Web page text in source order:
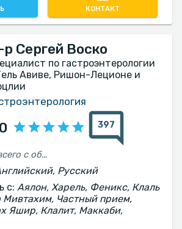
КОНТАКТ
Сергей Воско
по гастроэнтерологии
Авиве, Ришон-Леционе и
397
Начнем прежде всего с обслуживания клиентов — всегда доступна для любого вопроса, четкая и организованная, делает больше, чем требуется. Доктор Васко профессионален и компетентен, и объяснил мне процедуру очень понятно. Дженни, диетолог, действительно помогает, она профессиональна и внимательна. Горячо рекомендую всем, кто планирует пройти этот процесс, сделать это с доктором Васко и его замечательной командой ❤️
Русский
с: Аялон, Харель, Феникс, Клаль
Мивтахим, Частный прием,
Яшир, Клалит, Маккаби,